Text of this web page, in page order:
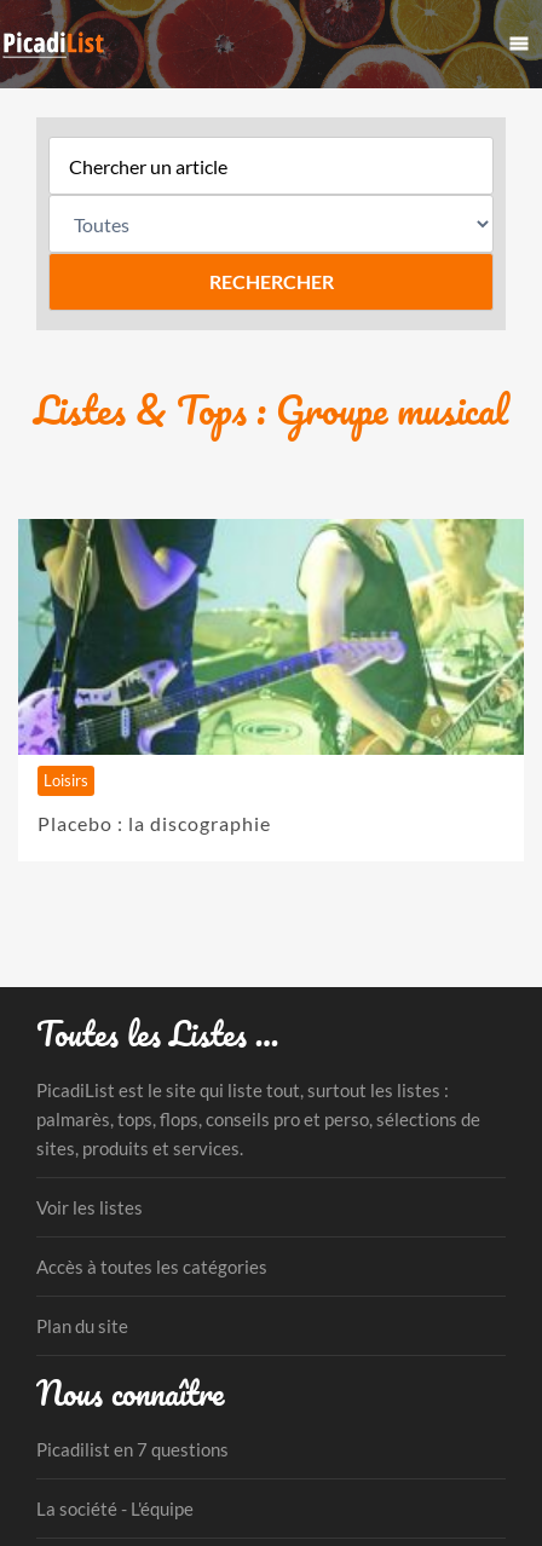
Listes & Tops : Groupe musical
Loisirs
Placebo : la discographie
Toutes les Listes …
PicadiList est le site qui liste tout, surtout les listes :
palmarès, tops, flops, conseils pro et perso, sélections de
sites, produits et services.
Voir les listes
Accès à toutes les catégories
Plan du site
Nous connaître
Picadilist en 7 questions
La société - L'équipe